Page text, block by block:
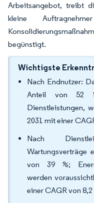
Arbeitsangebot, treibt
kleine
begünstigt.
Wichtigste
Nach Endnutzer:
Anteil von 52
Dienstleistungen,
2031 mit einer
Nach
Wartungsverträge
von 39 %;
werden
einer CAGR von